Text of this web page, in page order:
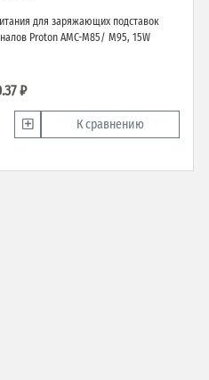
для заряжающих подставок
Proton AMC-M85/ M95, 15W
₽
К сравнению